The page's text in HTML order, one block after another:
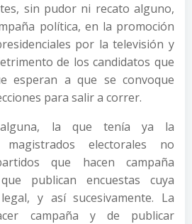
sin pudor ni recato alguno,
política, en la promoción
por la televisión y
de los candidatos que
esperan a que se convoque
para salir a correr.
la que tenía ya la
electorales no
que hacen campaña
publican encuestas cuya
y así sucesivamente. La
campaña y de publicar